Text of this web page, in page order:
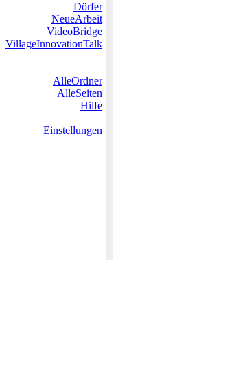
Dörfer
NeueArbeit
VideoBridge
VillageInnovationTalk
AlleOrdner
AlleSeiten
Hilfe
Einstellungen